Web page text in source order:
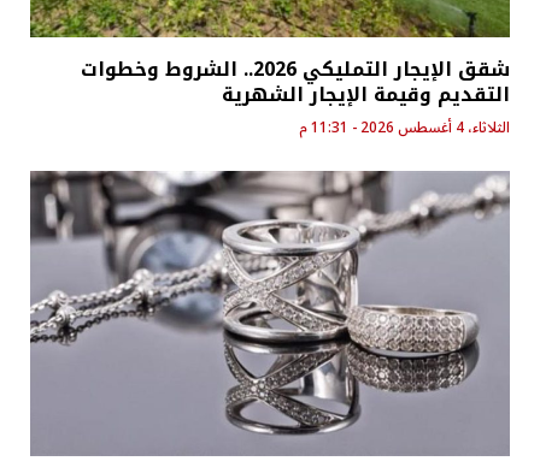
شقق الإيجار التمليكي 2026.. الشروط وخطوات
التقديم وقيمة الإيجار الشهرية
الثلاثاء، 4 أغسطس 2026 - 11:31 م